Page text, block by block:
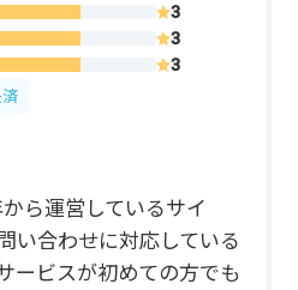
ら運営しているサイ
い合わせに対応している
ービスが初めての方でも